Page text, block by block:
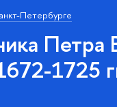
Петербурге
Петра
1725